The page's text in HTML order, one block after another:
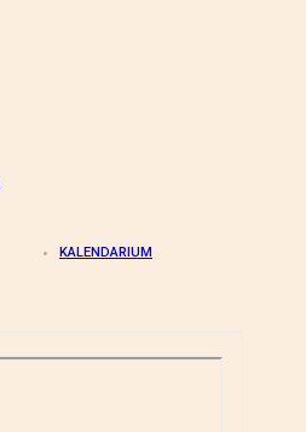
KALENDARIUM